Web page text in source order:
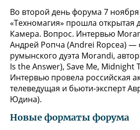
Во второй день форума 7 ноября
«Техномагия» прошла открытая
Камера. Вопрос. Интервью
Андрей Ропча (Andrei Ropcea) —
румынского дуэта Morandi,
Is the Answer), Save Me, Midnight
Интервью провела российская
телеведущая и бьюти-эксперт
Юдина).
Новые форматы форума